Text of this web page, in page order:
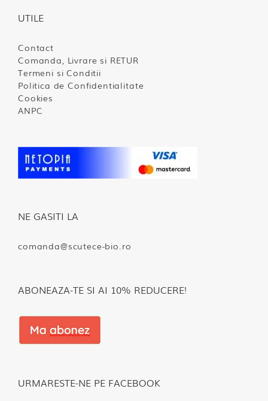
UTILE
Contact
Comanda, Livrare si RETUR
Termeni si Conditii
Politica de Confidentialitate
Cookies
ANPC
NE GASITI LA
comanda@scutece-bio.ro
ABONEAZA-TE SI AI 10% REDUCERE!
URMARESTE-NE PE FACEBOOK